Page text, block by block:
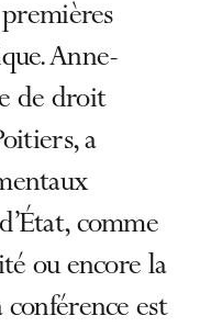
Anne-
de droit
a
comme
ou encore la
conférence est